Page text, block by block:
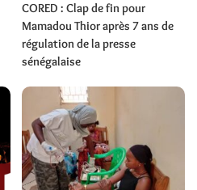
CORED : Clap de fin pour
Mamadou Thior après 7 ans de
régulation de la presse
sénégalaise